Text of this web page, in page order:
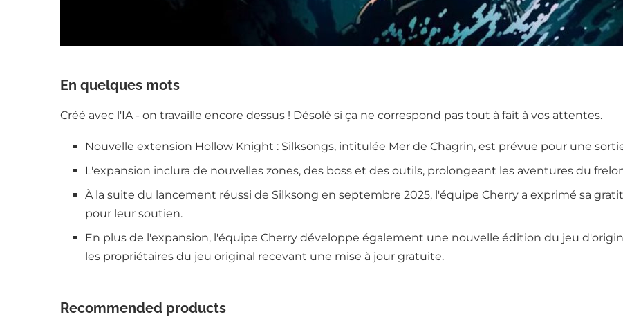
En quelques mots
Créé avec l'IA - on travaille encore dessus ! Désolé si ça ne correspond pas tout à fait à vos attentes.
Nouvelle extension Hollow Knight : Silksongs, intitulée Mer de Chagrin, est prévue pour une
L'expansion inclura de nouvelles zones, des boss et des outils, prolongeant les aventures du
À la suite du lancement réussi de Silksong en septembre 2025, l'équipe Cherry a exprimé sa
pour leur soutien.
En plus de l'expansion, l'équipe Cherry développe également une nouvelle édition du jeu
les propriétaires du jeu original recevant une mise à jour gratuite.
Recommended products